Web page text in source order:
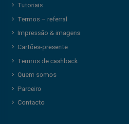
Tutoriais
Termos – referral
Impressão & imagens
Cartões-presente
Termos de cashback
Quem somos
Parceiro
Contacto